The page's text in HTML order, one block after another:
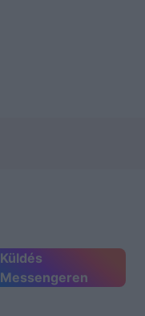
Küldés
Messengeren